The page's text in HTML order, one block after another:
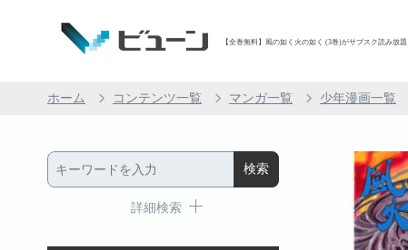
【全巻無料】風の如く火の如く (3巻)がサブスク読み放
ホーム コンテンツ一覧 マンガ一覧 少年漫画一覧
詳細検索